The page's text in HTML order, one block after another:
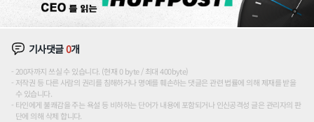
기사댓글0개
200자까지 쓰실 수 있습니다. (현재 0 byte / 최대 400byte)
저작권 등 다른 사람의 권리를 침해하거나 명예를 훼손하는 댓글은 관련 법률에 의해 제재를 받을
수 있습니다.
타인에게 불쾌감을 주는 욕설 등 비하하는 단어가 내용에 포함되거나 인신공격성 글은 관리자의 판
단에 의해 삭제 합니다.